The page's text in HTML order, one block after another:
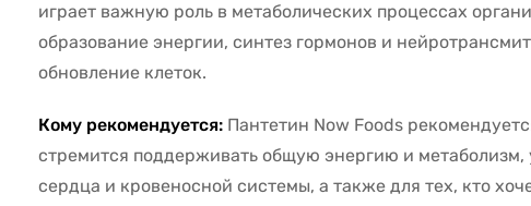
играет важную роль в метаболических процессах
образование энергии, синтез гормонов и
обновление клеток.
Кому рекомендуется: Пантетин Now Foods
стремится поддерживать общую энергию и
сердца и кровеносной системы, а также для тех, кто